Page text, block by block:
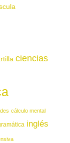
ciencias
cálculo mental
inglés